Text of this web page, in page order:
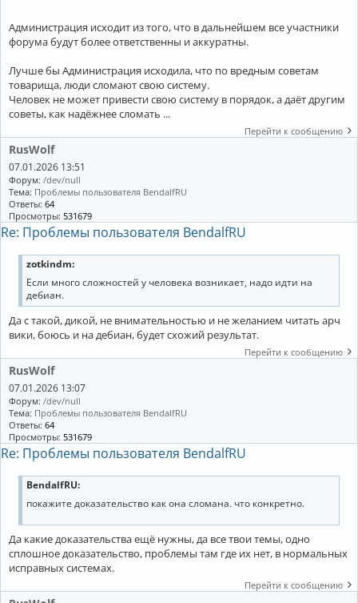
Администрация исходит из того, что в дальнейшем все участники
форума будут более ответственны и аккуратны.
Лучше бы Администрация исходила, что по вредным советам
товарища, люди сломают свою систему.
Человек не может привести свою систему в порядок, а даёт другим
советы, как надёжнее сломать ...
Перейти к сообщению
RusWolf
07.01.2026 13:51
Форум: /dev/null
Тема: Проблемы пользователя BendalfRU
Ответы: 64
Просмотры: 531679
Re: Проблемы пользователя BendalfRU
zotkindm:
Если много сложностей у человека возникает, надо идти на
дебиан.
Да с такой, дикой, не внимательностью и не желанием читать арч
вики, боюсь и на дебиан, будет схожий результат.
Перейти к сообщению
RusWolf
07.01.2026 13:07
Форум: /dev/null
Тема: Проблемы пользователя BendalfRU
Ответы: 64
Просмотры: 531679
Re: Проблемы пользователя BendalfRU
BendalfRU:
покажите доказательство как она сломана. что конкретно.
Да какие доказательства ещё нужны, да все твои темы, одно
сплошное доказательство, проблемы там где их нет, в нормальных
исправных системах.
Перейти к сообщению